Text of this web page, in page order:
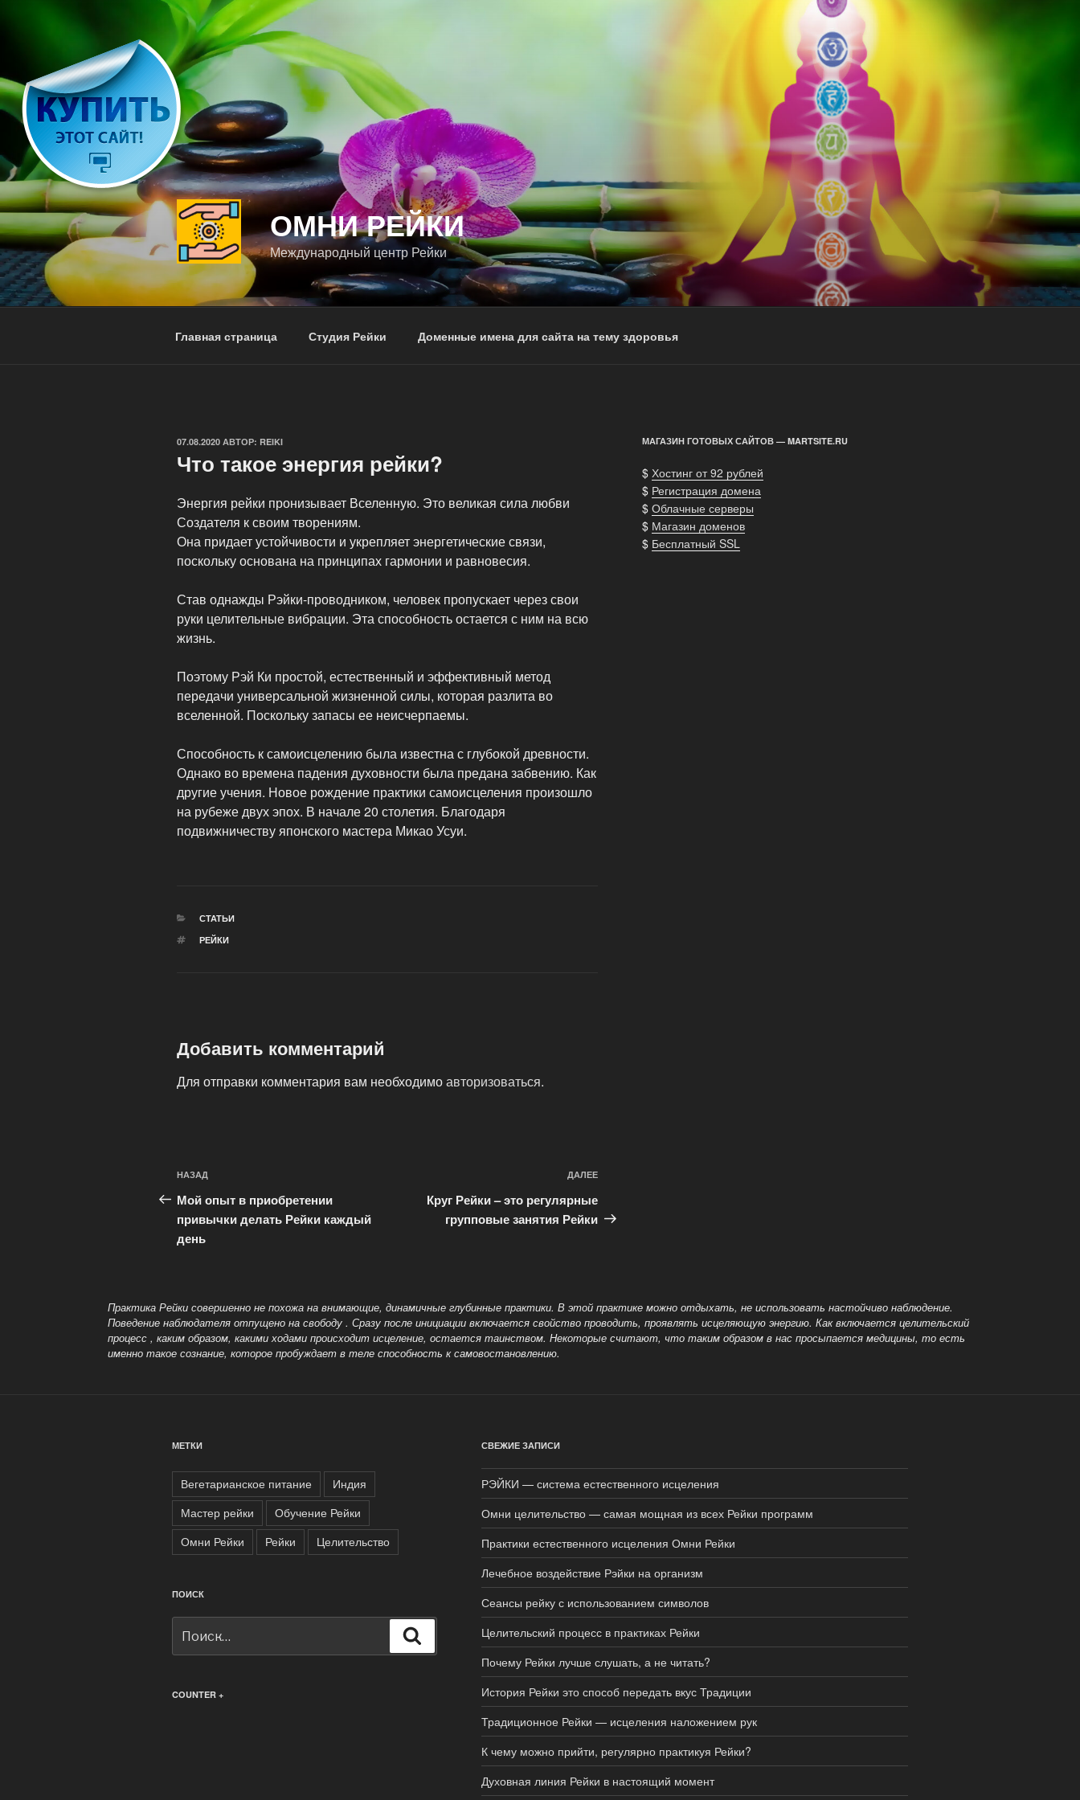
ОМНИ РЕЙКИ
Международный центр Рейки
Главная страница Студия Рейки Доменные имена для сайта на тему здоровья
ОПУБЛИКОВАНО
07.08.2020 АВТОР: REIKI
Что такое энергия рейки?
Энергия рейки пронизывает Вселенную. Это великая сила любви
Создателя к своим творениям.
Она придает устойчивости и укрепляет энергетические связи,
поскольку основана на принципах гармонии и равновесия.
Став однажды Рэйки-проводником, человек пропускает через свои
руки целительные вибрации. Эта способность остается с ним на всю
жизнь.
Поэтому Рэй Ки простой, естественный и эффективный метод
передачи универсальной жизненной силы, которая разлита во
вселенной. Поскольку запасы ее неисчерпаемы.
Способность к самоисцелению была известна с глубокой древности.
Однако во времена падения духовности была предана забвению. Как
другие учения. Новое рождение практики самоисцеления произошло
на рубеже двух эпох. В начале 20 столетия. Благодаря
подвижничеству японского мастера Микао Усуи.
РУБРИКИ
СТАТЬИ
МЕТКИ
РЕЙКИ
Добавить комментарий
Для отправки комментария вам необходимоавторизоваться.
Навигация
по
записям
Предыдущая
запись:
НАЗАД
Мой опыт в приобретении
привычки делать Рейки каждый
день
ДАЛЕЕ
Круг Рейки – это регулярные
групповые занятия Рейки
МАГАЗИН ГОТОВЫХ САЙТОВ — MARTSITE.RU
$ Хостинг от 92 рублей
$ Регистрация домена
$ Облачные серверы
$ Магазин доменов
$ Бесплатный SSL
Практика Рейки совершенно не похожа на внимающие, динамичные глубинные практики. В этой практике можно отдыхать, не использовать настойчиво наблюдение.
Поведение наблюдателя отпущено на свободу . Сразу после инициации включается свойство проводить, проявлять исцеляющую энергию. Как включается целительский
процесс , каким образом, какими ходами происходит исцеление, остается таинством. Некоторые считают, что таким образом в нас просыпаетсямедицины, то есть
именно такое сознание, которое пробуждает в теле способность к самовостановлению.
МЕТКИ
Вегетарианское питание
Индия
Мастер рейки
Обучение Рейки
Омни Рейки
Рейки Целительство
ПОИСК
COUNTER +
СВЕЖИЕ ЗАПИСИ
РЭЙКИ — система естественного исцеления
Омни целительство — самая мощная из всех Рейки программ
Практики естественного исцеления Омни Рейки
Лечебное воздействие Рэйки на организм
Сеансы рейку с использованием символов
Целительский процесс в практиках Рейки
Почему Рейки лучше слушать, а не читать?
История Рейки это способ передать вкус Традиции
Традиционное Рейки — исцеления наложением рук
К чему можно прийти, регулярно практикуя Рейки?
Духовная линия Рейки в настоящий момент